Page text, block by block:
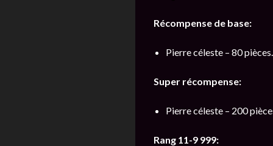
Récompense de base:
Pierre céleste – 80 pièces.
Super récompense:
Pierre céleste – 200
Rang 11-9 999: